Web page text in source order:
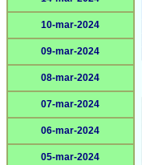
10-mar-2024
09-mar-2024
08-mar-2024
07-mar-2024
06-mar-2024
05-mar-2024